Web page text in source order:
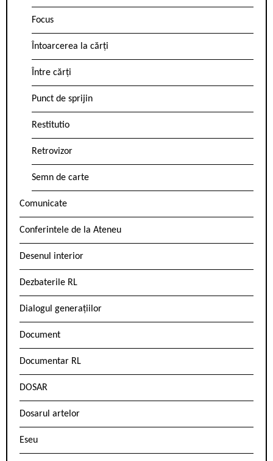
Focus
Întoarcerea la cărți
Între cărți
Punct de sprijin
Restitutio
Retrovizor
Semn de carte
Comunicate
Conferintele de la Ateneu
Desenul interior
Dezbaterile RL
Dialogul generațiilor
Document
Documentar RL
DOSAR
Dosarul artelor
Eseu